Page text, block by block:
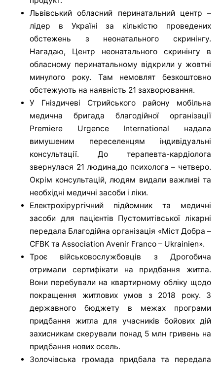
Львівський обласний перинатальний центр –
лідер в Україні за кількістю проведених
обстежень з неонатального скринінгу.
Нагадаю, Центр неонатального скринінгу в
обласному перинатальному відкрили у жовтні
минулого року. Там немовлят безкоштовно
обстежують на наявність 21 захворювання.
У Гніздичеві Стрийського району мобільна
медична бригада благодійної організації
Premiere Urgence International надала
вимушеним переселенцям індивідуальні
консультації. До терапевта-кардіолога
звернулася 21 людина,до психолога – четверо.
Окрім консультацій, людям видали важливі та
необхідні медичні засоби і ліки.
Електрохірургічний підйомник та медичні
засоби для пацієнтів Пустомитівської лікарні
передала Благодійна організація «Міст Добра –
CFBK та Association Avenir Franco – Ukrainien».
Троє військовослужбовців з Дрогобича
отримали сертифікати на придбання житла.
Вони перебували на квартирному обліку щодо
покращення житлових умов з 2018 року. З
державного бюджету в межах програми
придбання житла для учасників бойових дій
захисникам скерували понад 5 млн гривень на
придбання нових осель.
Золочівська громада придбала та передала